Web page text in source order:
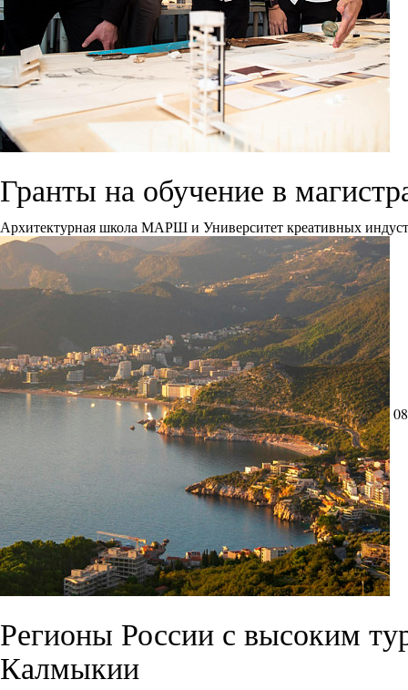
Гранты на обучение в
Архитектурная школа МАРШ и Университет креативных
Регионы России с высоким
Калмыкии